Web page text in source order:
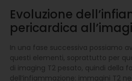
Evoluzione
pericardica
In una fase successiva possiamo
questi elementi, soprattutto per
di imaging T2 pesato, quindi della
dell’infiammazione: immagini T2